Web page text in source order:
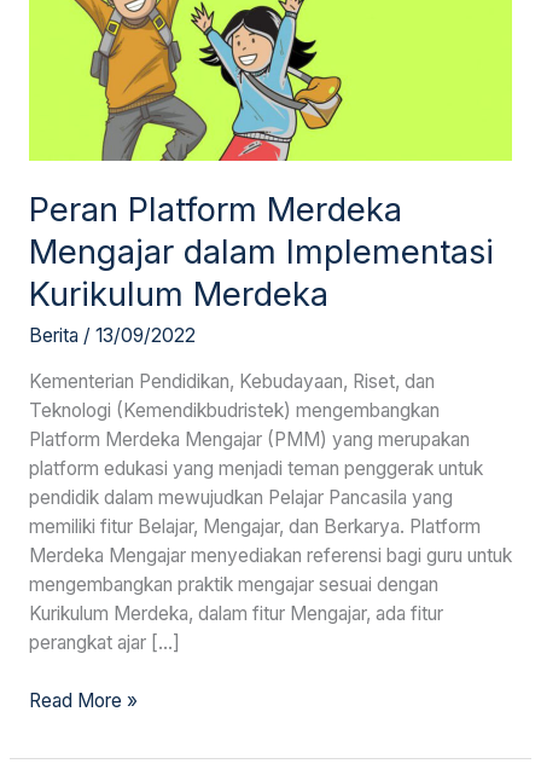
Peran Platform Merdeka
Mengajar dalam Implementasi
Kurikulum Merdeka
Berita / 13/09/2022
Kementerian Pendidikan, Kebudayaan, Riset, dan
Teknologi (Kemendikbudristek) mengembangkan
Platform Merdeka Mengajar (PMM) yang merupakan
platform edukasi yang menjadi teman penggerak untuk
pendidik dalam mewujudkan Pelajar Pancasila yang
memiliki fitur Belajar, Mengajar, dan Berkarya. Platform
Merdeka Mengajar menyediakan referensi bagi guru untuk
mengembangkan praktik mengajar sesuai dengan
Kurikulum Merdeka, dalam fitur Mengajar, ada fitur
perangkat ajar […]
Merdeka
Read More »